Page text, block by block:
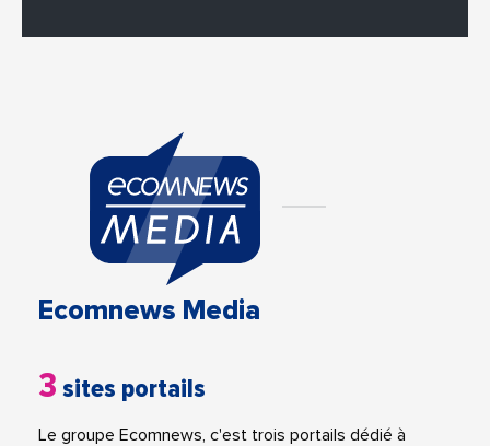
Ecomnews Media
3 sites portails
Le groupe Ecomnews, c'est trois portails dédié à